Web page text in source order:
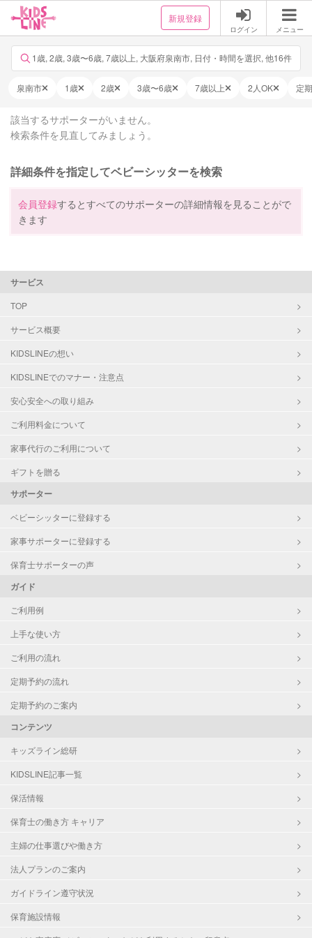
新規登録
ログイン メニュー
1歳, 2歳, 3歳〜6歳, 7歳以上, 大阪府泉南市, 日付・時間を選択, 他16件
泉南市 1歳 2歳 3歳〜6歳 7歳以上 2人OK 定
該当するサポーターがいません。
検索条件を見直してみましょう。
詳細条件を指定してベビーシッターを検索
会員登録するとすべてのサポーターの詳細情報を見ることがで
きます
サービス
TOP
サービス概要
KIDSLINEの想い
KIDSLINEでのマナー・注意点
安心安全への取り組み
ご利用料金について
家事代行のご利用について
ギフトを贈る
サポーター
ベビーシッターに登録する
家事サポーターに登録する
保育士サポーターの声
ガイド
ご利用例
上手な使い方
ご利用の流れ
定期予約の流れ
定期予約のご案内
コンテンツ
キッズライン総研
KIDSLINE記事一覧
保活情報
保育士の働き方 キャリア
主婦の仕事選びや働き方
法人プランのご案内
ガイドライン遵守状況
保育施設情報